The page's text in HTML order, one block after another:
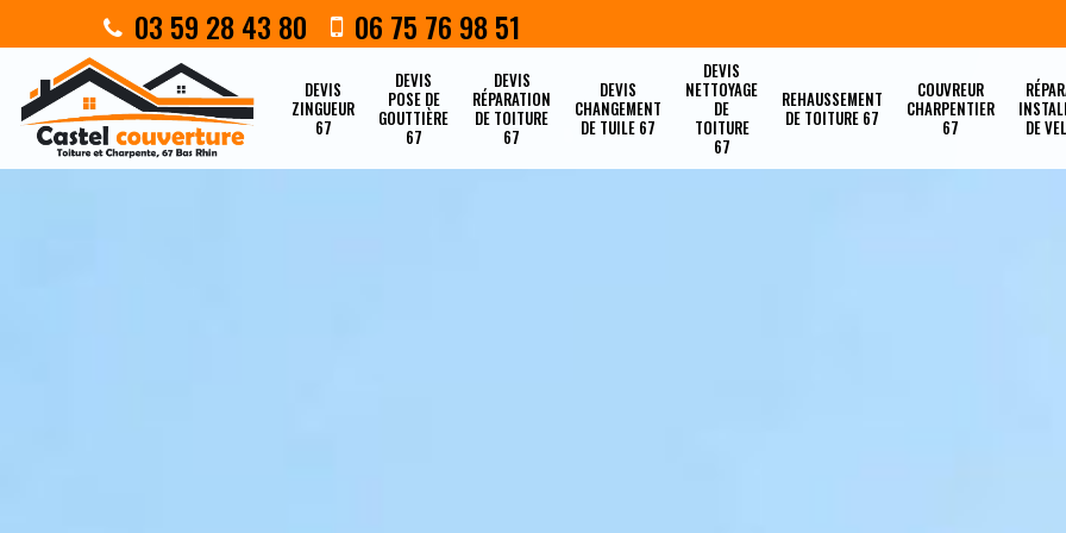
03 59 28 43 80 06 75 76 98 51
DEVIS
ZINGUEUR
67
DEVIS
POSE DE
GOUTTIÈRE
67
DEVIS
RÉPARATION
DE TOITURE
67
DEVIS
CHANGEMENT
DE TUILE 67
DEVIS
NETTOYAGE
DE
TOITURE
67
REHAUSSEMENT
DE TOITURE 67
COUVREUR
CHARPENTIER
67
DE